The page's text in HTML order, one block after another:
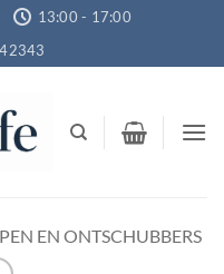
13:00 - 17:00
EN ONTSCHUBBERS